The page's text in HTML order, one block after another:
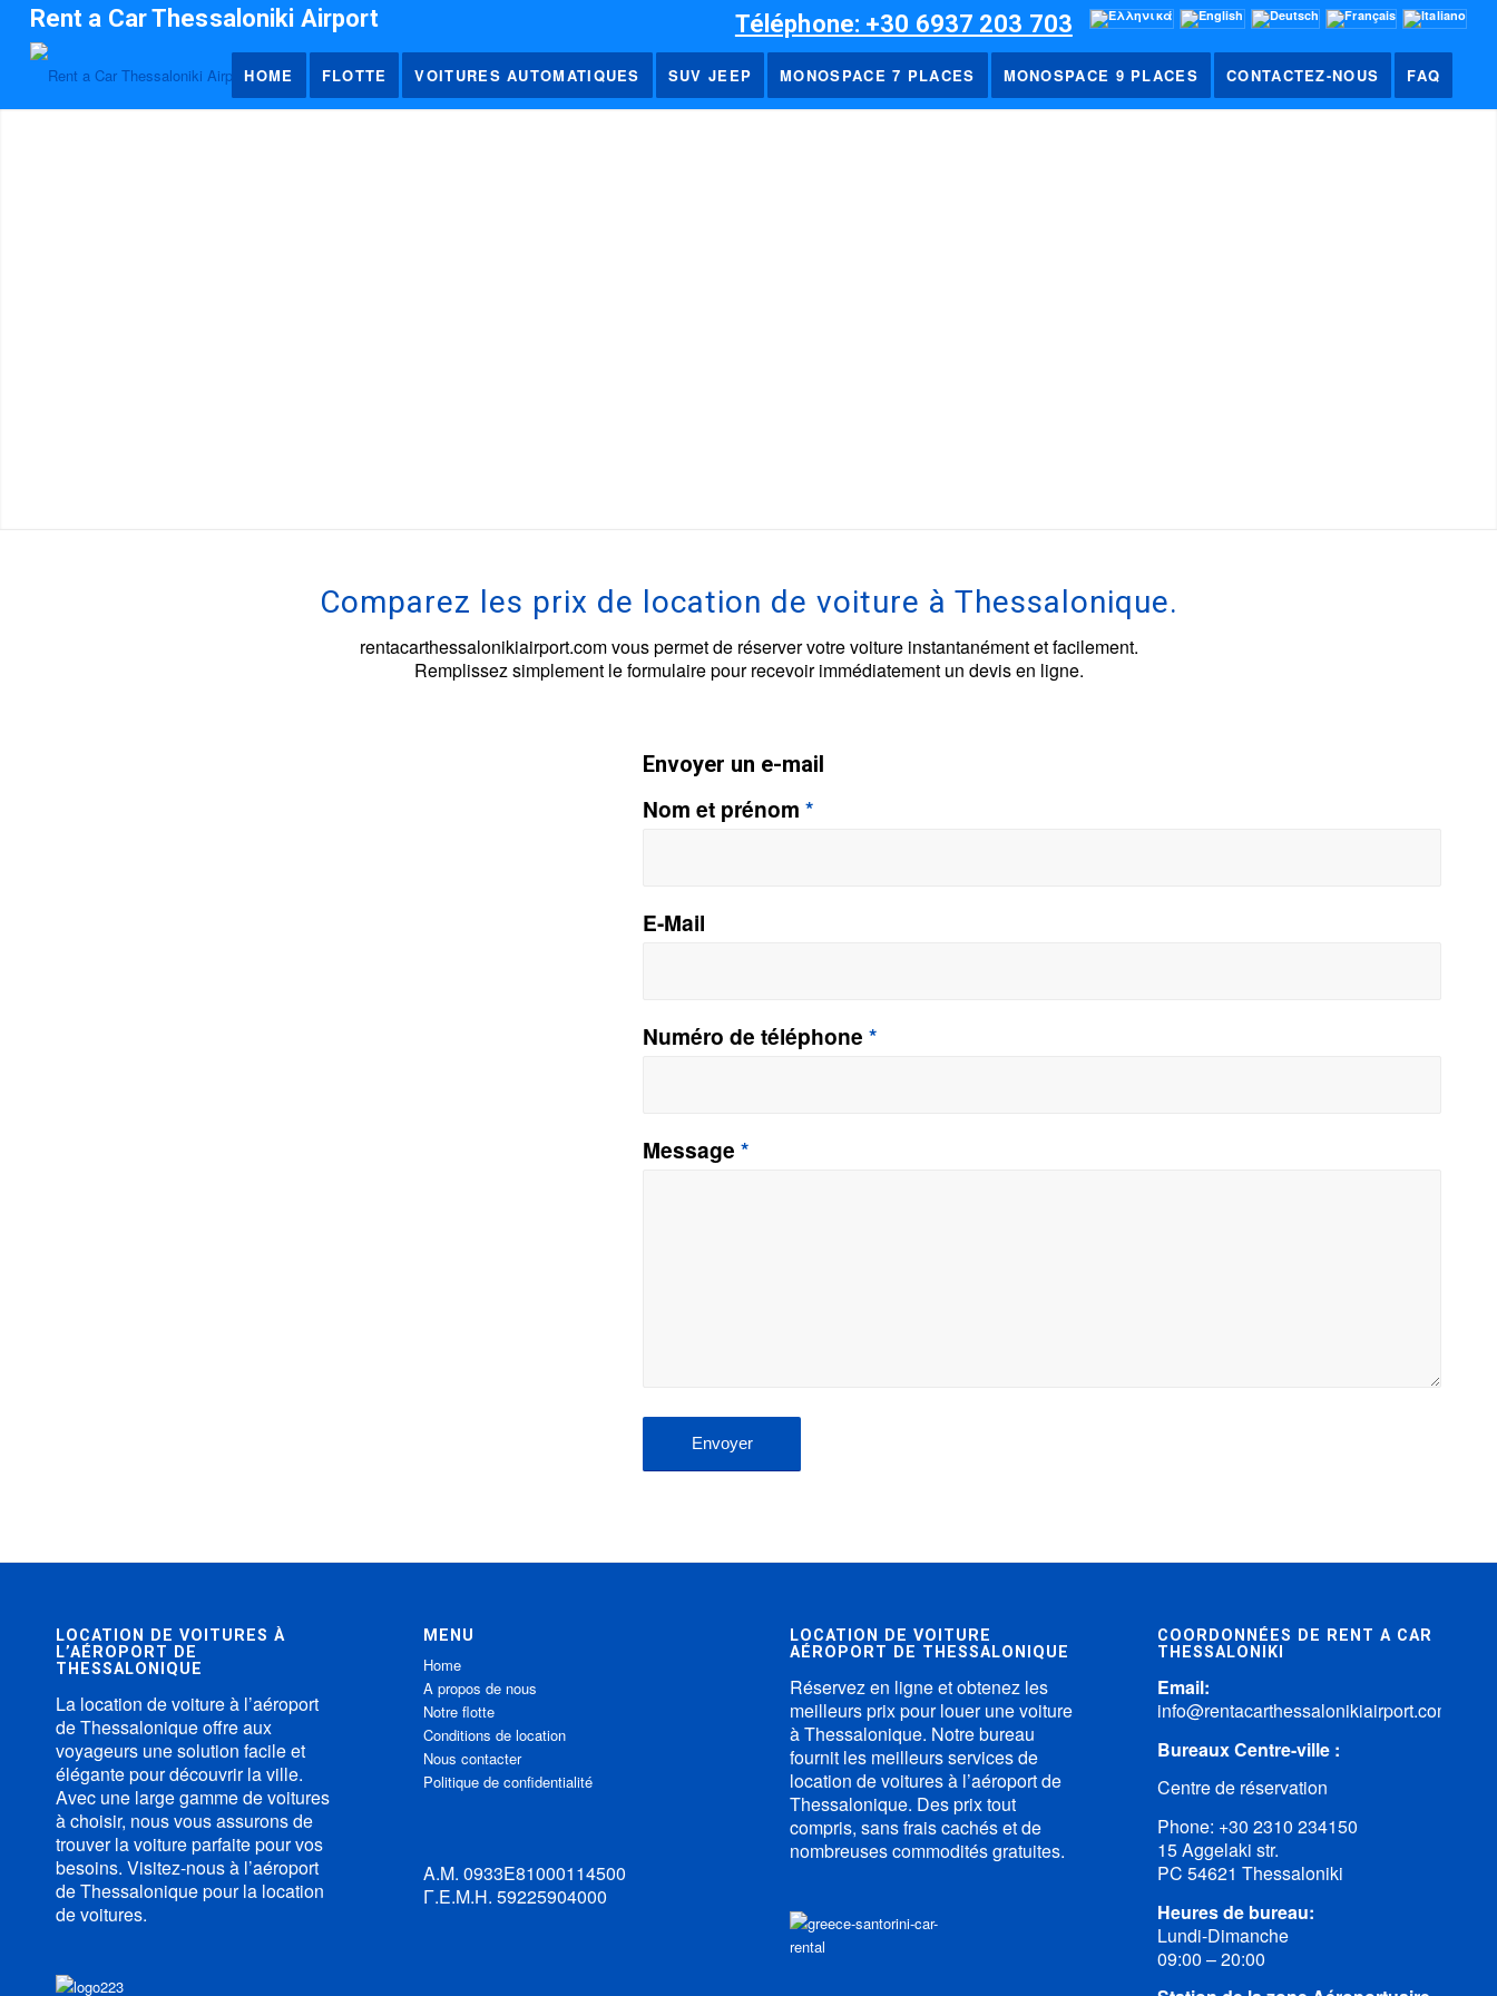
Téléphone: +30 6937 203 703
Rent a Car Thessaloniki Airport
HOME FLOTTE VOITURES AUTOMATIQUES SUV JEEP MONOSPACE 7 PLACES MONOSPACE 9 PLACES CONTACTEZ-NOUS FAQ
Comparez les prix de location de voiture à Thessalonique.
rentacarthessalonikiairport.com vous permet de réserver votre voiture instantanément et facilement.
Remplissez simplement le formulaire pour recevoir immédiatement un devis en ligne.
Envoyer un e-mail
Nom et prénom*
E-Mail
Numéro de téléphone*
Message*
LOCATION DE VOITURES À
L’AÉROPORT DE
THESSALONIQUE
La location de voiture à l’aéroport
de Thessalonique offre aux
voyageurs une solution facile et
élégante pour découvrir la ville.
Avec une large gamme de voitures
à choisir, nous vous assurons de
trouver la voiture parfaite pour vos
besoins. Visitez-nous à l’aéroport
de Thessalonique pour la location
de voitures.
MENU
Home
A propos de nous
Notre flotte
Conditions de location
Nous contacter
Politique de confidentialité
Α.Μ. 0933Ε81000114500
Γ.Ε.Μ.Η. 59225904000
LOCATION DE VOITURE
AÉROPORT DE THESSALONIQUE
Réservez en ligne et obtenez les
meilleurs prix pour louer une voiture
à Thessalonique. Notre bureau
fournit les meilleurs services de
location de voitures à l’aéroport de
Thessalonique. Des prix tout
compris, sans frais cachés et de
nombreuses commodités gratuites.
COORDONNÉES DE RENT A CAR
THESSALONIKI
Email:
info@rentacarthessalonikiairport.com
Bureaux Centre-ville :
Centre de réservation
Phone: +30 2310 234150
15 Aggelaki str.
PC 54621 Thessaloniki
Heures de bureau:
Lundi-Dimanche
09:00 – 20:00